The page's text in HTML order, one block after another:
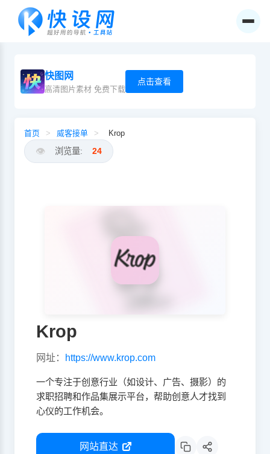
快图网
高清图片素材 免费下载
点击查看
首页 > 威客接单 > Krop
👁️ 浏览量: 24
Krop
网址： https://www.krop.com
一个专注于创意行业（如设计、广告、摄影）的
求职招聘和作品集展示平台，帮助创意人才找到
心仪的工作机会。
网站直达